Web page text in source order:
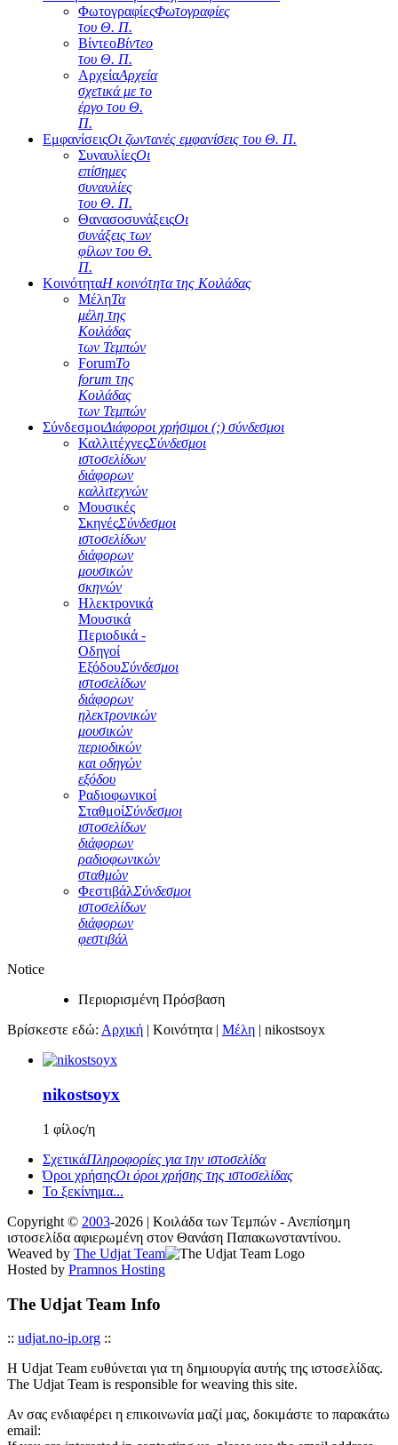
ΦωτογραφίεςΦωτογραφίες
του Θ. Π.
ΒίντεοΒίντεο
του Θ. Π.
ΑρχείαΑρχεία
σχετικά με το
έργο του Θ.
Π.
ΕμφανίσειςΟι ζωντανές εμφανίσεις του Θ. Π.
ΣυναυλίεςΟι
επίσημες
συναυλίες
του Θ. Π.
ΘανασοσυνάξειςΟι
συνάξεις των
φίλων του Θ.
Π.
ΚοινότηταΗ κοινότητα της Κοιλάδας
ΜέληΤα
μέλη της
Κοιλάδας
των Τεμπών
ForumΤο
forum της
Κοιλάδας
των Τεμπών
ΣύνδεσμοιΔιάφοροι χρήσιμοι (;) σύνδεσμοι
ΚαλλιτέχνεςΣύνδεσμοι
ιστοσελίδων
διάφορων
καλλιτεχνών
Μουσικές
ΣκηνέςΣύνδεσμοι
ιστοσελίδων
διάφορων
μουσικών
σκηνών
Ηλεκτρονικά
Μουσικά
Περιοδικά -
Οδηγοί
ΕξόδουΣύνδεσμοι
ιστοσελίδων
διάφορων
ηλεκτρονικών
μουσικών
περιοδικών
και οδηγών
εξόδου
Ραδιοφωνικοί
ΣταθμοίΣύνδεσμοι
ιστοσελίδων
διάφορων
ραδιοφωνικών
σταθμών
ΦεστιβάλΣύνδεσμοι
ιστοσελίδων
διάφορων
φεστιβάλ
Notice
Περιορισμένη Πρόσβαση
Βρίσκεστε εδώ: Αρχική | Κοινότητα | Μέλη | nikostsoyx
nikostsoyx
1 φίλος/η
ΣχετικάΠληροφορίες για την ιστοσελίδα
Όροι χρήσηςΟι όροι χρήσης της ιστοσελίδας
Το ξεκίνημα...
Copyright © 2003-2026 | Κοιλάδα των Τεμπών - Ανεπίσημη
ιστοσελίδα αφιερωμένη στον Θανάση Παπακωνσταντίνου.
Weaved by The Udjat Team
Hosted by Pramnos Hosting
The Udjat Team Info
:: udjat.no-ip.org ::
Η Udjat Team ευθύνεται για τη δημιουργία αυτής της ιστοσελίδας.
The Udjat Team is responsible for weaving this site.
Αν σας ενδιαφέρει η επικοινωνία μαζί μας, δοκιμάστε το παρακάτω
email: